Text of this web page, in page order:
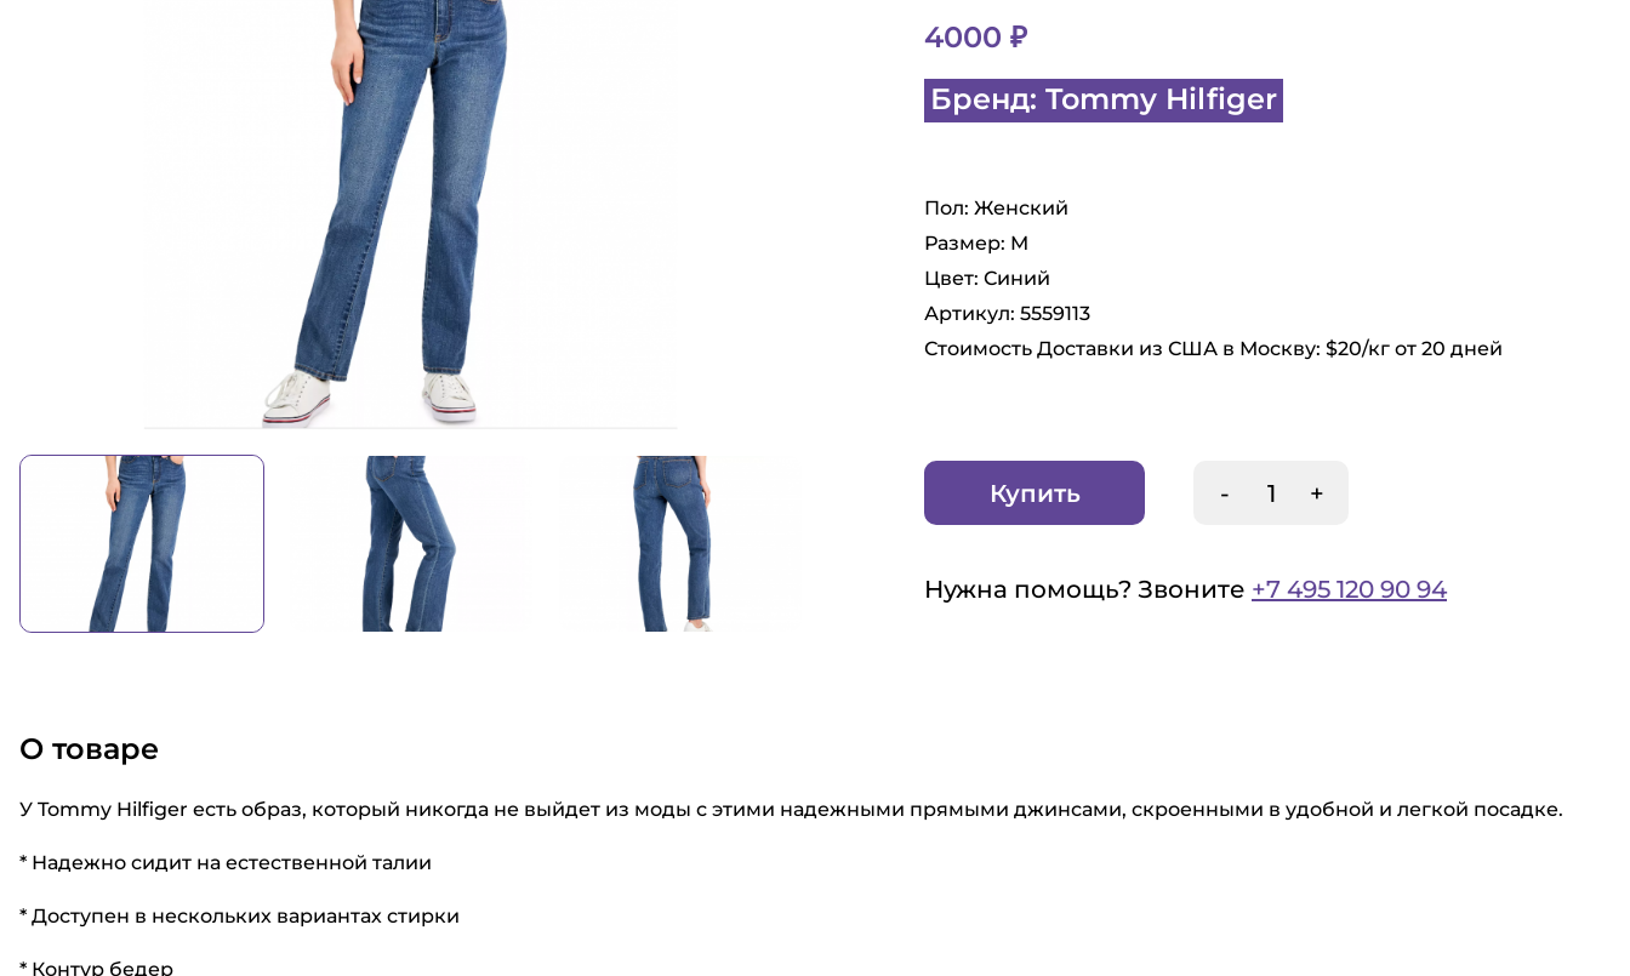
4000 ₽
Бренд: Tommy Hilfiger
Пол: Женский
Размер: M
Цвет: Синий
Артикул: 5559113
Стоимость Доставки из США в Москву: $20/кг от 20 дней
Купить - +
Нужна помощь? Звоните +7 495 120 90 94
О товаре
У Tommy Hilfiger есть образ, который никогда не выйдет из моды с этими надежными прямыми джинсами, скроенными в удобной и легкой посадке.
* Надежно сидит на естественной талии
* Доступен в нескольких вариантах стирки
* Контур бедер